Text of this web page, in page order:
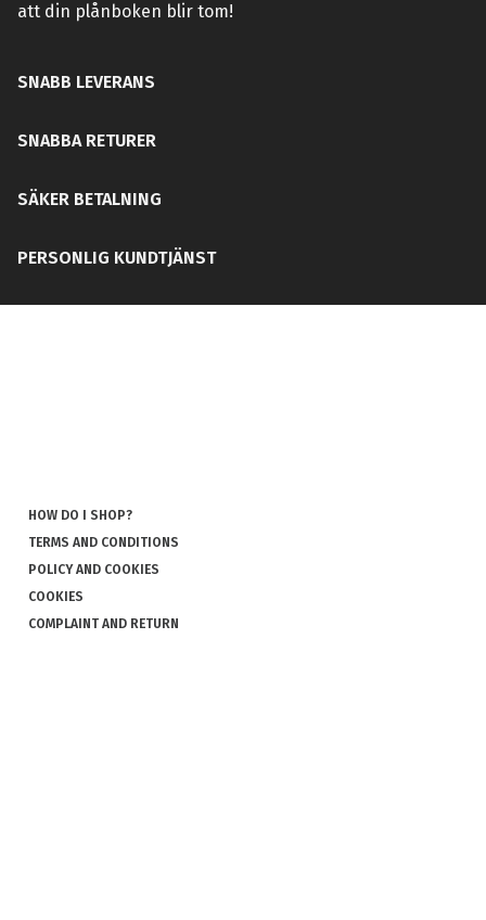
att din plånboken blir tom!
SNABB LEVERANS
SNABBA RETURER
SÄKER BETALNING
PERSONLIG KUNDTJÄNST
HOW DO I SHOP?
TERMS AND CONDITIONS
POLICY AND COOKIES
COOKIES
COMPLAINT AND RETURN